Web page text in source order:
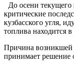
До осени
критические
кузбасского угля,
топлива находится
Причина возникшей
принимает решение